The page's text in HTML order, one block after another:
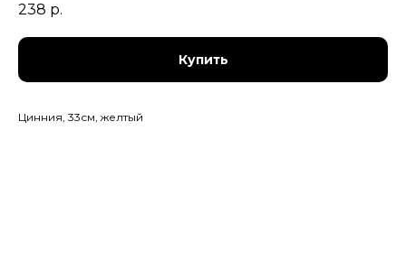
238 р.
Купить
Цинния, 33см, желтый